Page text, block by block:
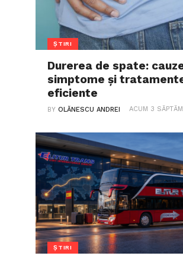
ȘTIRI
Durerea de spate:
simptome și
eficiente
BYOLĂNESCU ANDREI ACUM 3
ȘTIRI